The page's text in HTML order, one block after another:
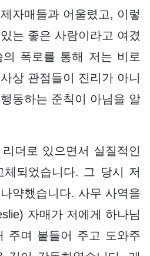
자매들과 어울렸고, 이렇
는 좋은 사람이라고 여겼
폭로를 통해 저는 비로
상 관점들이 진리가 아니
동하는 준칙이 아님을 알
더로 있으면서 실질적인
되었습니다. 그 당시 저
약했습니다. 사무 사역을
자매가 저에게 하나님
주며 붙들어 주고 도와주